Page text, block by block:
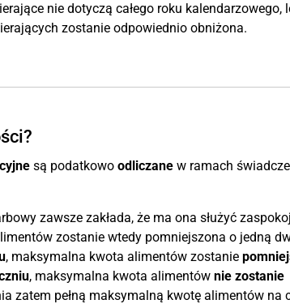
nie dotyczą całego roku kalendarzowego,
zostanie odpowiednio obniżona.
są podatkowo odliczanew ramach
zawsze zakłada, że ma ona służyć
zostanie wtedy pomniejszona o jedną
, maksymalna kwota alimentów zostanie
, maksymalna kwota alimentów nie zostanie
zatem pełną maksymalną kwotę alimentów na